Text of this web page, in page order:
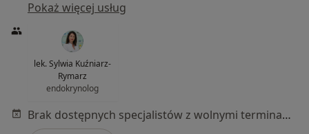
Pokaż więcej usług
lek. Sylwia Kuźniarz-
Rymarz
endokrynolog
Brak dostępnych specjalistów z wolnymi terminami w tym centrum medycznym.